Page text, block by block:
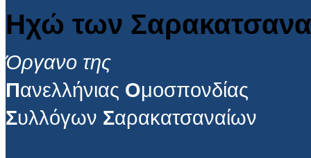
Ηχώ των
Όργανο της
Πανελλήνιας Ομοσπονδίας
Συλλόγων Σαρακατσαναίων